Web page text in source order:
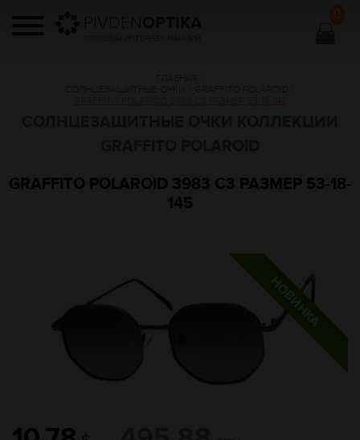
0
GRAFFITO POLAROID 3983 C3 РАЗМЕР 53-18-145
GRAFFITO POLAROID 3983 C3 РАЗМЕР 53-18-
145